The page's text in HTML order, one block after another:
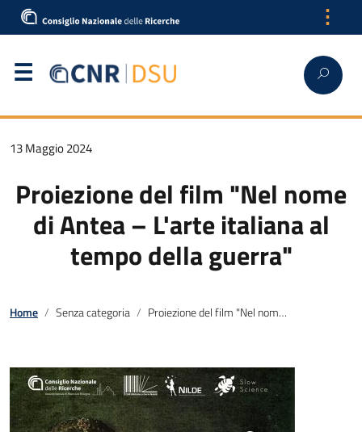
⋮
13 Maggio 2024
Proiezione del film "Nel nome
di Antea – L'arte italiana al
tempo della guerra"
Home Senza categoria Proiezione del film "Nel nome di Antea – L'arte italiana al tempo della guerra"